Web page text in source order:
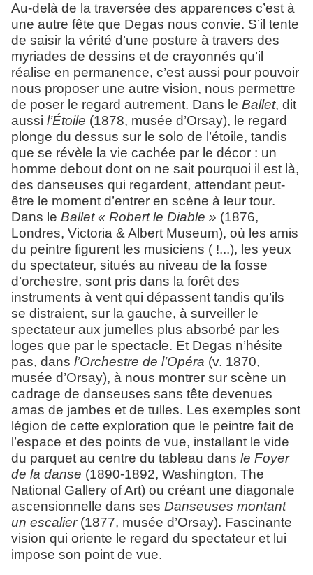
Au-delà de la traversée des apparences c’est à
une autre fête que Degas nous convie. S’il tente
de saisir la vérité d’une posture à travers des
myriades de dessins et de crayonnés qu’il
réalise en permanence, c’est aussi pour pouvoir
nous proposer une autre vision, nous permettre
de poser le regard autrement. Dans le Ballet, dit
aussi l’Étoile (1878, musée d’Orsay), le regard
plonge du dessus sur le solo de l’étoile, tandis
que se révèle la vie cachée par le décor : un
homme debout dont on ne sait pourquoi il est là,
des danseuses qui regardent, attendant peut-
être le moment d’entrer en scène à leur tour.
Dans le Ballet « Robert le Diable » (1876,
Londres, Victoria & Albert Museum), où les amis
du peintre figurent les musiciens ( !...), les yeux
du spectateur, situés au niveau de la fosse
d’orchestre, sont pris dans la forêt des
instruments à vent qui dépassent tandis qu’ils
se distraient, sur la gauche, à surveiller le
spectateur aux jumelles plus absorbé par les
loges que par le spectacle. Et Degas n’hésite
pas, dans l’Orchestre de l’Opéra (v. 1870,
musée d’Orsay), à nous montrer sur scène un
cadrage de danseuses sans tête devenues
amas de jambes et de tulles. Les exemples sont
légion de cette exploration que le peintre fait de
l’espace et des points de vue, installant le vide
du parquet au centre du tableau dans le Foyer
de la danse (1890-1892, Washington, The
National Gallery of Art) ou créant une diagonale
ascensionnelle dans ses Danseuses montant
un escalier(1877, musée d’Orsay). Fascinante
vision qui oriente le regard du spectateur et lui
impose son point de vue.